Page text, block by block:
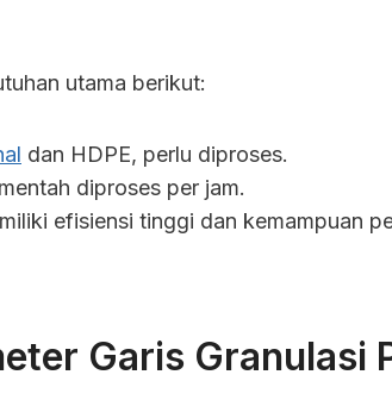
utama berikut:
dan HDPE, perlu diproses.
diproses per jam.
efisiensi tinggi dan kemampuan
Garis Granulasi